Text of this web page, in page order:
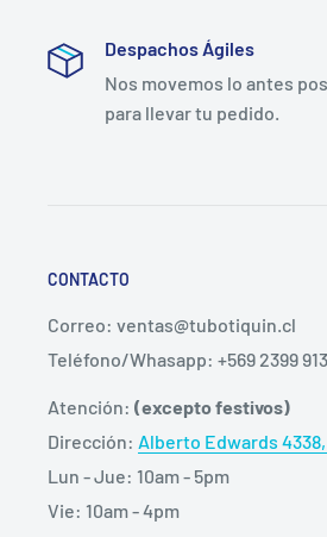
cómodo de 2 lados cierre
Despachos Ágiles
Nos movemos lo antes
para llevar tu pedido.
CONTACTO
Correo: ventas@tubotiquin.cl
Teléfono/Whasapp: +569 2399
Atención: (excepto festivos)
Dirección: Alberto Edwards
Lun - Jue: 10am - 5pm
Vie: 10am - 4pm